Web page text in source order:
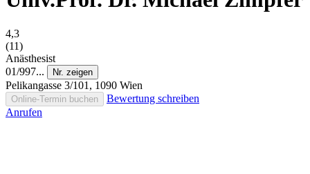
4,3
(11)
Anästhesist
01/997...
Nr. zeigen
Pelikangasse 3/101, 1090 Wien
Online-Termin buchen
Bewertung schreiben
Anrufen